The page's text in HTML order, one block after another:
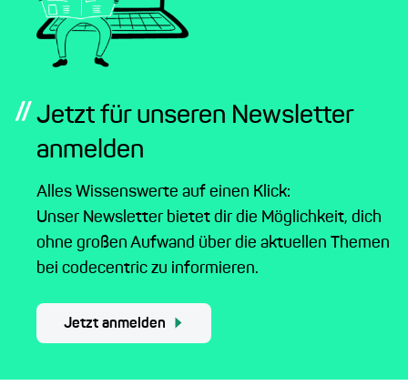
// Jetzt für unseren Newsletter
anmelden
Alles Wissenswerte auf einen Klick:
Unser Newsletter bietet dir die Möglichkeit, dich
ohne großen Aufwand über die aktuellen Themen
bei codecentric zu informieren.
Jetzt anmelden